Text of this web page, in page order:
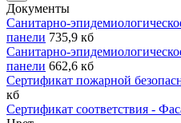
Документы
Санитарно-
панели 735,9 кб
Санитарно-
панели 662,6 кб
Сертификат пожарной
кб
Сертификат соответствия -